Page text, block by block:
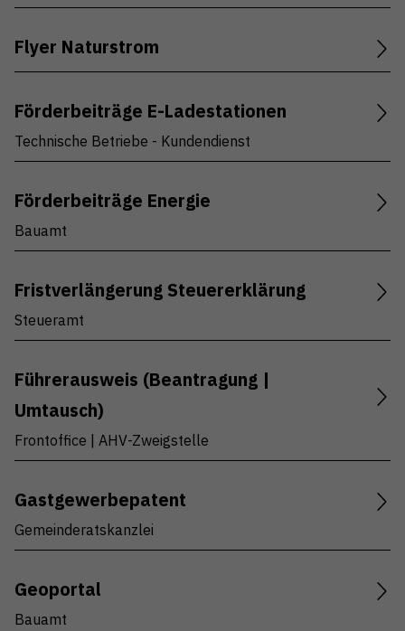
Flyer Naturstrom
Förderbeiträge E-Ladestationen
Technische Betriebe - Kundendienst
Förderbeiträge Energie
Bauamt
Fristverlängerung Steuererklärung
Steueramt
Führerausweis (Beantragung |
Umtausch)
Frontoffice | AHV-Zweigstelle
Gastgewerbepatent
Gemeinderatskanzlei
Geoportal
Bauamt